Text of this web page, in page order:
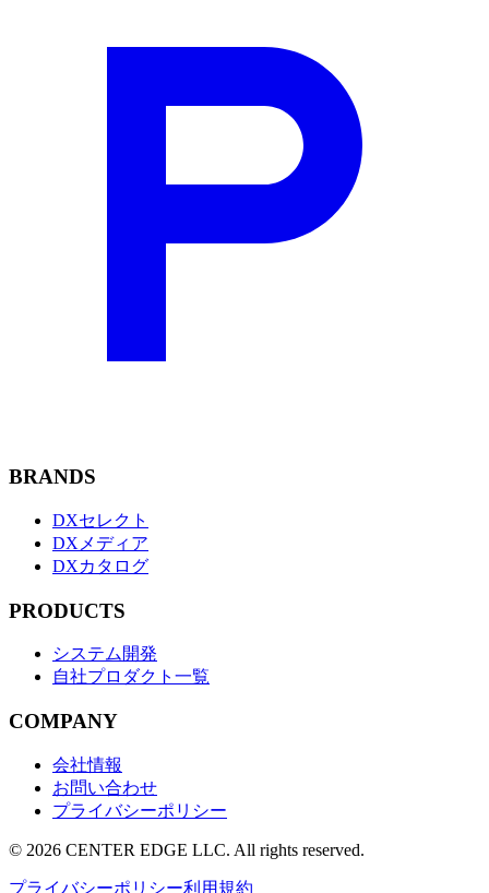
BRANDS
DXセレクト
DXメディア
DXカタログ
PRODUCTS
システム開発
自社プロダクト一覧
COMPANY
会社情報
お問い合わせ
プライバシーポリシー
© 2026 CENTER EDGE LLC. All rights reserved.
プライバシーポリシー利用規約